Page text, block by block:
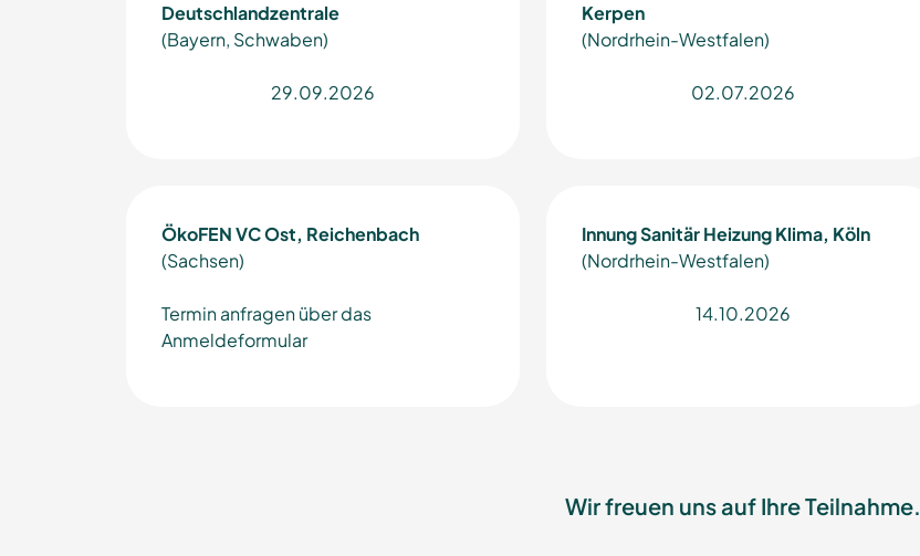
Deutschlandzentrale
(Bayern, Schwaben)
29.09.2026
Kerpen
(Nordrhein-Westfalen)
02.07.2026
ÖkoFEN VC Ost, Reichenbach
(Sachsen)
Termin anfragen über das
Anmeldeformular
Innung Sanitär Heizung Klima, Köln
(Nordrhein-Westfalen)
14.10.2026
Wir freuen uns auf Ihre Teilnahme.